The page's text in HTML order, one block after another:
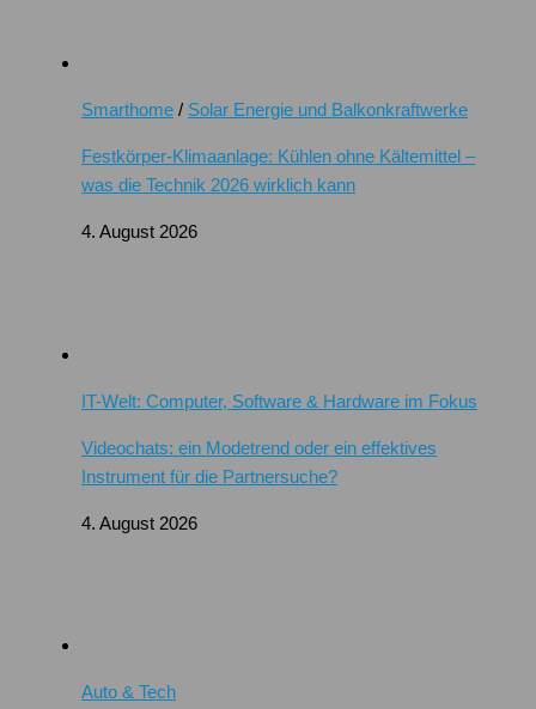
Smarthome / Solar Energie und Balkonkraftwerke
Festkörper-Klimaanlage: Kühlen ohne Kältemittel –
was die Technik 2026 wirklich kann
4. August 2026
IT-Welt: Computer, Software & Hardware im Fokus
Videochats: ein Modetrend oder ein effektives
Instrument für die Partnersuche?
4. August 2026
Auto & Tech